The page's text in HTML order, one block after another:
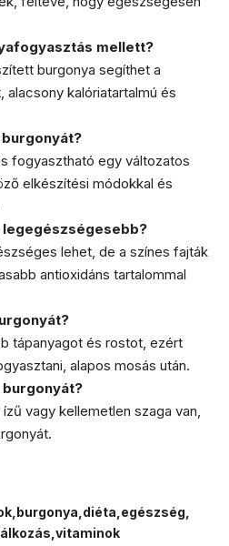
mellett?
burgonya segíthet a
alacsony kalóriatartalmú és
fogyasztható egy változatos
elkészítési módokkal és
lehet, de a színes fajták
antioxidáns tartalommal
tápanyagot és rostot, ezért
alapos mosás után.
vagy kellemetlen szaga van,
burgonya diéta egészség
vitaminok